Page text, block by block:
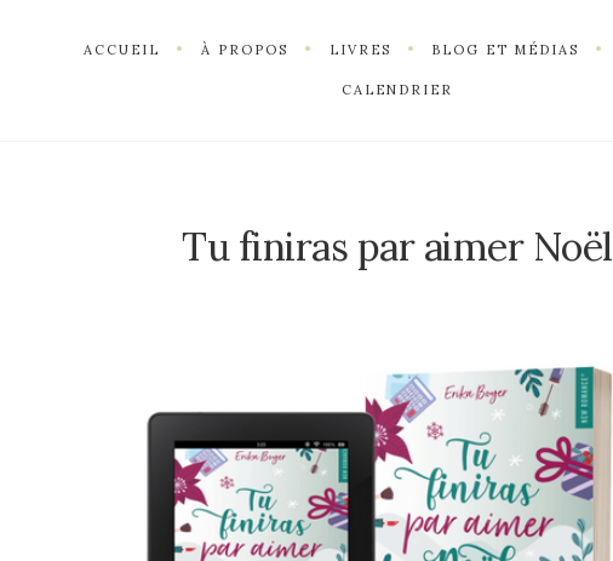
ACCUEIL À PROPOS LIVRES BLOG ET MÉDIAS
CALENDRIER
Tu finiras par aimer Noël